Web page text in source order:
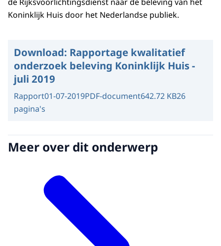
Koninklijk Huis door het Nederlandse publiek.
Download: Rapportage kwalitatief
onderzoek beleving Koninklijk Huis -
juli 2019
Rapport01-07-2019PDF-document642.72 KB26
pagina's
Meer over dit onderwerp